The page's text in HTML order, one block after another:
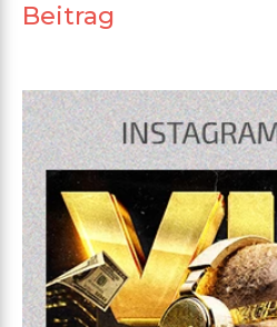
Beitrag